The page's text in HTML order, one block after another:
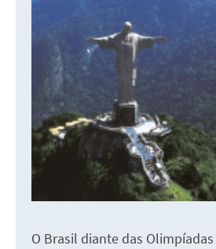
O Brasil diante das Olimpíadas